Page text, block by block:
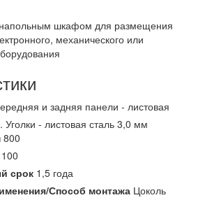
шкафом для размещения
механического или
и задняя панели - листовая
- листовая сталь 3,0 мм
800
100
срок 1,5 года
Способ монтажа Цоколь